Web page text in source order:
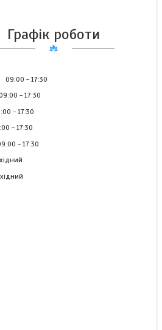
Графік роботи
09:00 17:30
17:30
17:30
17:30
17:30